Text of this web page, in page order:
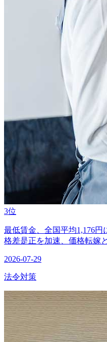
3位
最低賃金、全国平均1,176
格差是正を加速、価格転嫁
2026-07-29
法令対策